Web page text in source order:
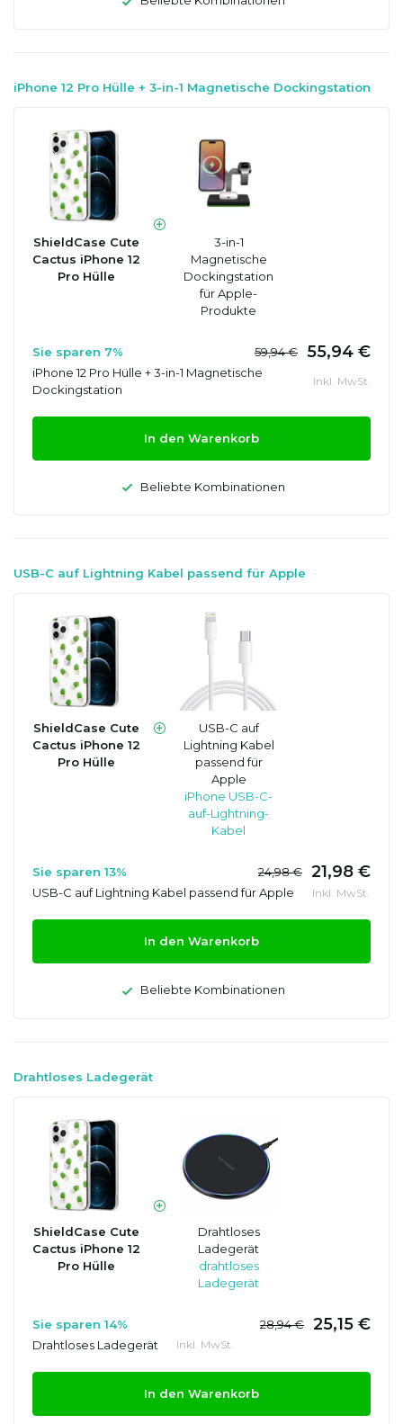
iPhone 12 Pro Hülle + 3-in-1 Magnetische Dockingstation
ShieldCase Cute
Cactus iPhone 12
Pro Hülle
3-in-1
Magnetische
Dockingstation
für Apple-
Produkte
Sie sparen 7% 59,94 € 55,94 €
iPhone 12 Pro Hülle + 3-in-1 Magnetische
Dockingstation
Inkl. MwSt.
In den Warenkorb
Beliebte Kombinationen
USB-C auf Lightning Kabel passend für Apple
ShieldCase Cute
Cactus iPhone 12
Pro Hülle
USB-C auf
Lightning Kabel
passend für
Apple
iPhone USB-C-
auf-Lightning-
Kabel
Sie sparen 13% 24,98 € 21,98 €
USB-C auf Lightning Kabel passend für Apple Inkl. MwSt.
In den Warenkorb
Beliebte Kombinationen
Drahtloses Ladegerät
ShieldCase Cute
Cactus iPhone 12
Pro Hülle
Drahtloses
Ladegerät
drahtloses
Ladegerät
Sie sparen 14% 28,94 € 25,15 €
Drahtloses Ladegerät Inkl. MwSt.
In den Warenkorb